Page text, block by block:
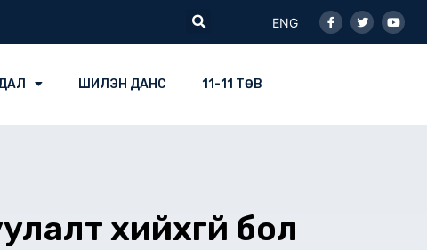
Search
ENG
f
ШИЛЭН ДАНС 11-11 ТӨВ
хийхгүй бол